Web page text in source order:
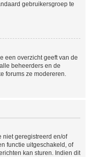
gebruikersgroep te
een overzicht geeft van de
beheerders en de
forums ze modereren.
niet geregistreerd en/of
functie uitgeschakeld, of
kan sturen. Indien dit